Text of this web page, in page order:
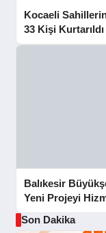
Kocaeli
33 Kişi Kurtarıldı
Balıkesir
Yeni Projeyi
Son Dakika